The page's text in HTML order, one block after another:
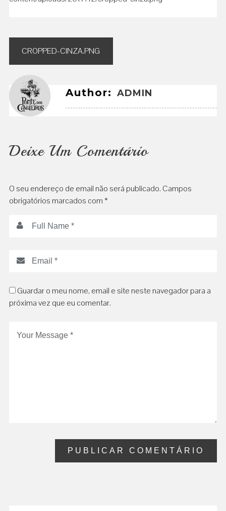
Navegação
de
artigos
CROPPED-CINZA.PNG
Author: ADMIN
Deixe Um Comentário
O seu endereço de email não será publicado. Campos
obrigatórios marcados com*
Guardar o meu nome, email e site neste navegador para a
próxima vez que eu comentar.